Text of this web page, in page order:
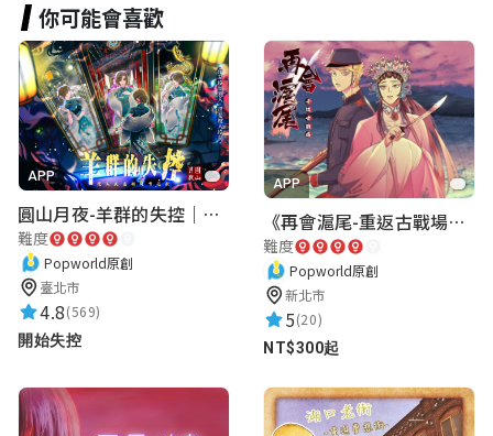
你可能會喜歡
APP
圓山月夜-羊群的失控｜圓山飯店 ARG實境解謎遊戲
難度
Popworld原創
臺北市
4.8(569)
開始失控
APP
《再會滬尾-重返古戰場》｜淡水老街實境遊戲｜實體遊戲盒
難度
Popworld原創
新北市
5(20)
NT$300起